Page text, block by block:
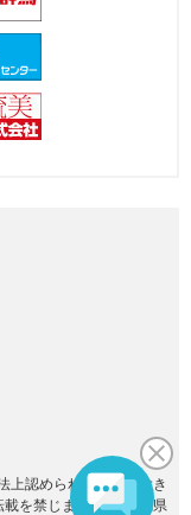
上認められた場合を除き
載を禁じます。(C)群馬県